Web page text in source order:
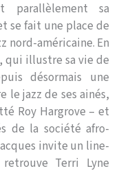
parallèlement sa
se fait une place de
nord-américaine. En
qui illustre sa vie de
désormais une
le jazz de ses ainés,
Roy Hargrove – et
de la société afro-
invite un line-
Terri Lyne